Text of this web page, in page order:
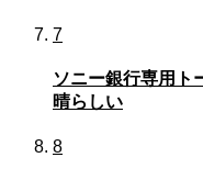
7
ソニー銀行専用ト
晴らしい
8